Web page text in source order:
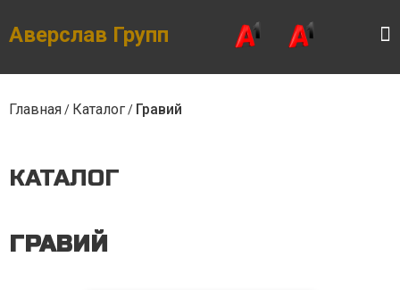
content
Аверслав Групп
Главная/ Каталог/ Гравий
КАТАЛОГ
ГРАВИЙ